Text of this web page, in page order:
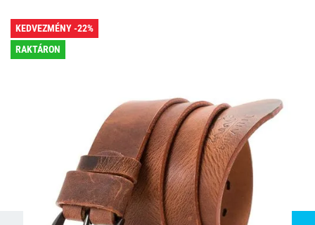
KEDVEZMÉNY -22%
RAKTÁRON